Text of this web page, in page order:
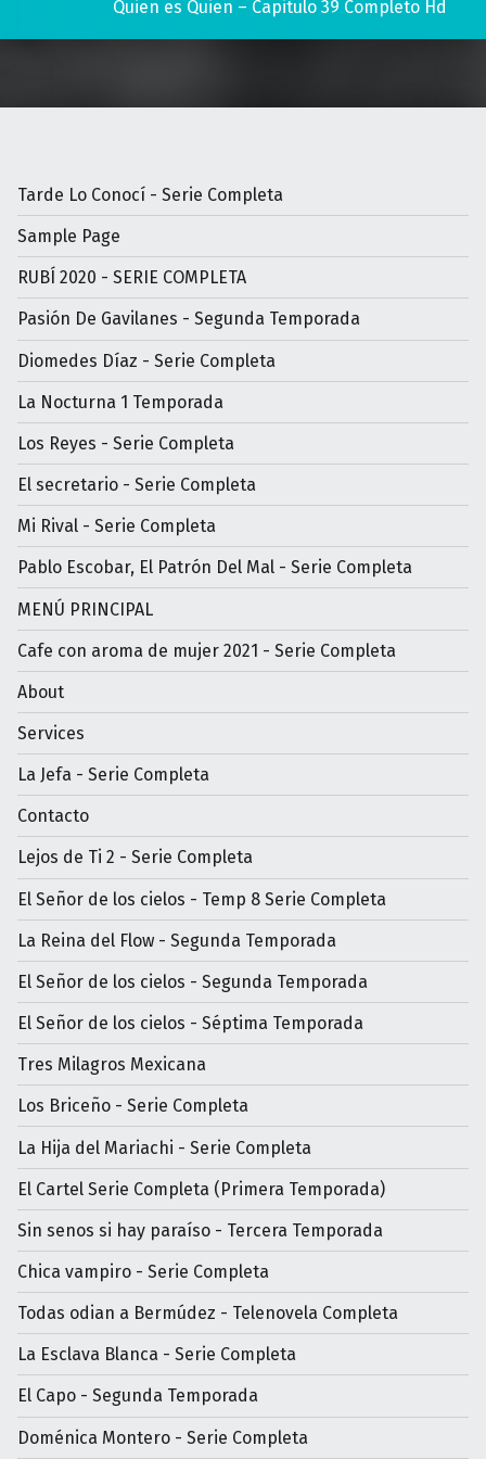
Quien es Quien – Capitulo 39 Completo Hd
Tarde Lo Conocí - Serie Completa
Sample Page
RUBÍ 2020 - SERIE COMPLETA
Pasión De Gavilanes - Segunda Temporada
Diomedes Díaz - Serie Completa
La Nocturna 1 Temporada
Los Reyes - Serie Completa
El secretario - Serie Completa
Mi Rival - Serie Completa
Pablo Escobar, El Patrón Del Mal - Serie Completa
MENÚ PRINCIPAL
Cafe con aroma de mujer 2021 - Serie Completa
About
Services
La Jefa - Serie Completa
Contacto
Lejos de Ti 2 - Serie Completa
El Señor de los cielos - Temp 8 Serie Completa
La Reina del Flow - Segunda Temporada
El Señor de los cielos - Segunda Temporada
El Señor de los cielos - Séptima Temporada
Tres Milagros Mexicana
Los Briceño - Serie Completa
La Hija del Mariachi - Serie Completa
El Cartel Serie Completa (Primera Temporada)
Sin senos si hay paraíso - Tercera Temporada
Chica vampiro - Serie Completa
Todas odian a Bermúdez - Telenovela Completa
La Esclava Blanca - Serie Completa
El Capo - Segunda Temporada
Doménica Montero - Serie Completa